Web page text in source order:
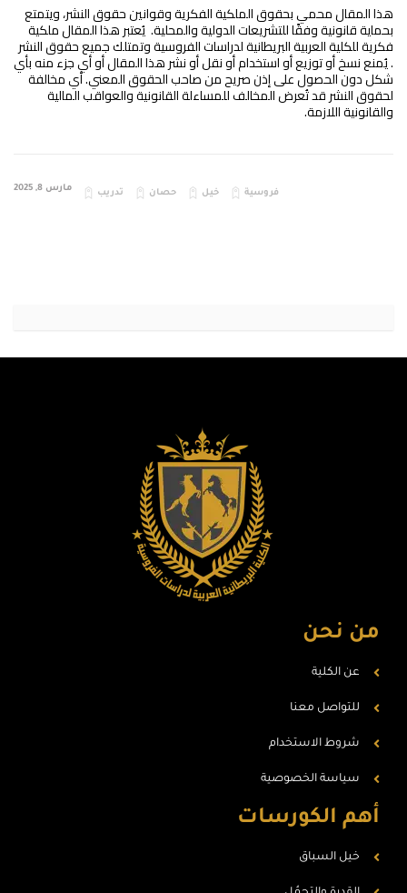
هذا المقال محمي بحقوق الملكية الفكرية وقوانين حقوق النشر، ويتمتع
بحماية قانونية وفقًا للتشريعات الدولية والمحلية. يُعتبر هذا المقال ملكية
فكرية للكلية العربية البريطانية لدراسات الفروسية وتمتلك جميع حقوق النشر
. يُمنع نسخ أو توزيع أو استخدام أو نقل أو نشر هذا المقال أو أي جزء منه بأي
شكل دون الحصول على إذن صريح من صاحب الحقوق المعني. أي مخالفة
لحقوق النشر قد تُعرض المخالف للمساءلة القانونية والعواقب المالية
والقانونية اللازمة.
مارس 8, 2025 تدريب حصان خيل فروسية
من نحن
عن الكلية
للتواصل معنا
شروط الاستخدام
سياسة الخصوصية
أهم الكورسات
خيل السباق